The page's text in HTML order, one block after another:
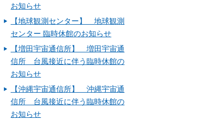
お知らせ
【地球観測センター】 地球観測
センター 臨時休館のお知らせ
【増田宇宙通信所】 増田宇宙通
信所 台風接近に伴う臨時休館の
お知らせ
【沖縄宇宙通信所】 沖縄宇宙通
信所 台風接近に伴う臨時休館の
お知らせ